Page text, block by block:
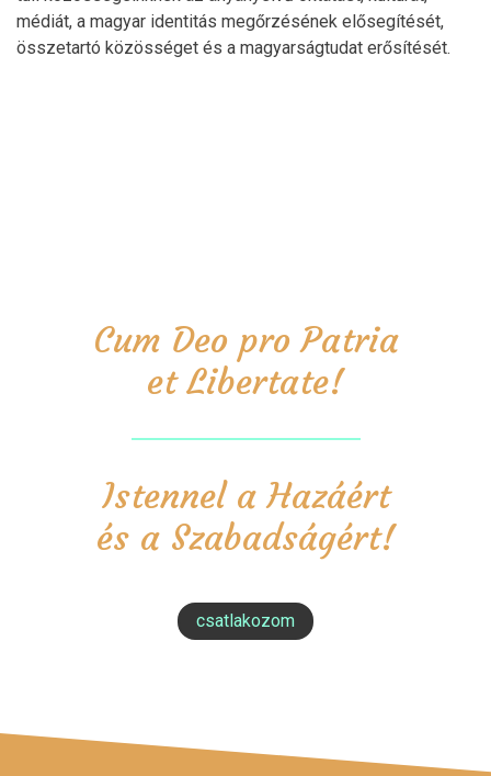
médiát, a magyar identitás megőrzésének elősegítését,
összetartó közösséget és a magyarságtudat erősítését.
Cum Deo pro Patria
et Libertate!
Istennel a Hazáért
és a Szabadságért!
csatlakozom